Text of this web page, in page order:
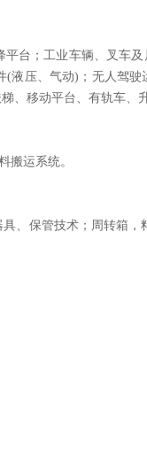
台；工业车辆、叉车
液压、气动)；无人驾驶
、移动平台、有轨车、
搬运系统。
、保管技术；周转箱，